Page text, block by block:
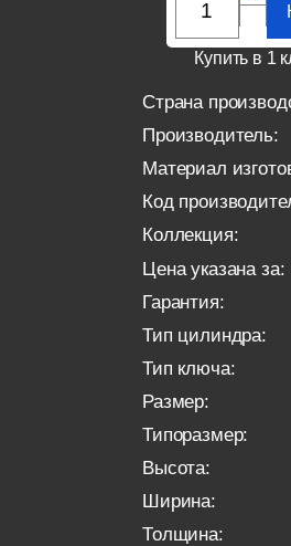
Купить в 1
Страна
Производитель:
Материал
Код
Коллекция:
Цена указана за:
Гарантия:
Тип цилиндра:
Тип ключа:
Размер:
Типоразмер:
Высота:
Ширина:
Толщина: